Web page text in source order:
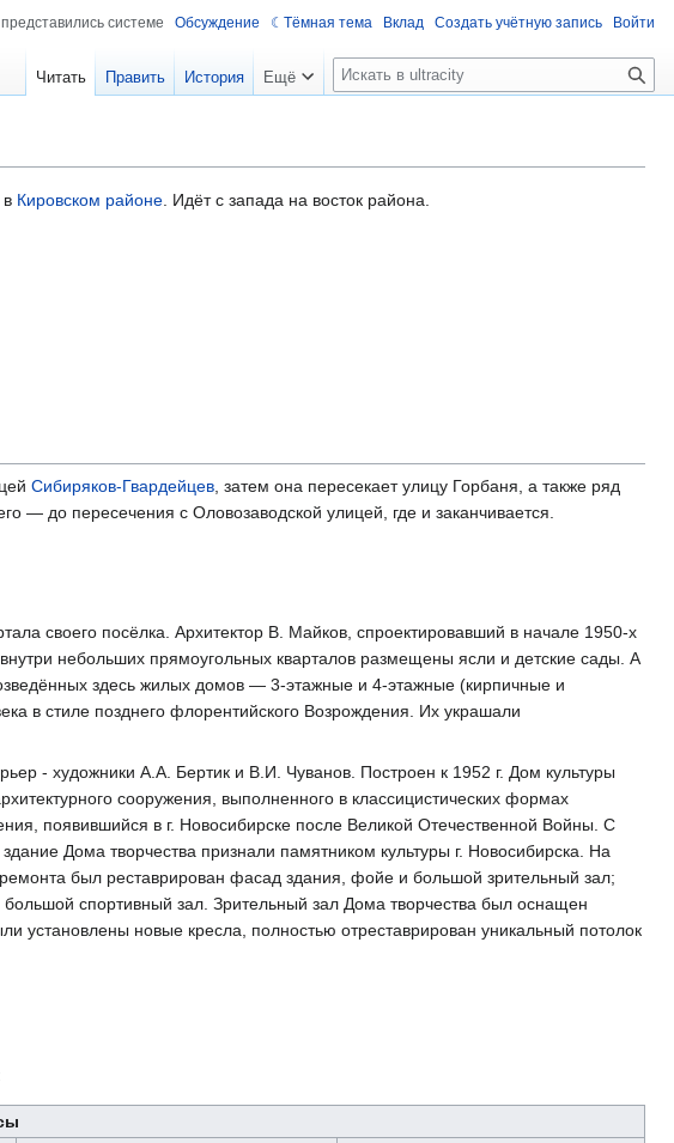
Кировском районе. Идёт с запада на восток района.
Сибиряков-Гвардейцев, затем она пересекает улицу Горбаня, а также ряд
— до пересечения с Оловозаводской улицей, где и заканчивается.
своего посёлка. Архитектор В. Майков, спроектировавший в начале 1950-х
небольших прямоугольных кварталов размещены ясли и детские сады. А
здесь жилых домов — 3-этажные и 4-этажные (кирпичные и
в стиле позднего флорентийского Возрождения. Их украшали
- художники А.А. Бертик и В.И. Чуванов. Построен к 1952 г. Дом культуры
сооружения, выполненного в классицистических формах
появившийся в г. Новосибирске после Великой Отечественной Войны. С
Дома творчества признали памятником культуры г. Новосибирска. На
был реставрирован фасад здания, фойе и большой зрительный зал;
спортивный зал. Зрительный зал Дома творчества был оснащен
новые кресла, полностью отреставрирован уникальный потолок
системе Обсуждение Тёмная тема Вклад Создать учётную запись Войти
Читать Править История Ещё
П
о
к